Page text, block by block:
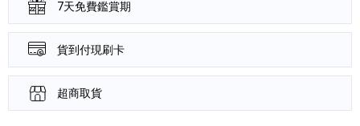
7天免費鑑賞期
貨到付現刷卡
超商取貨